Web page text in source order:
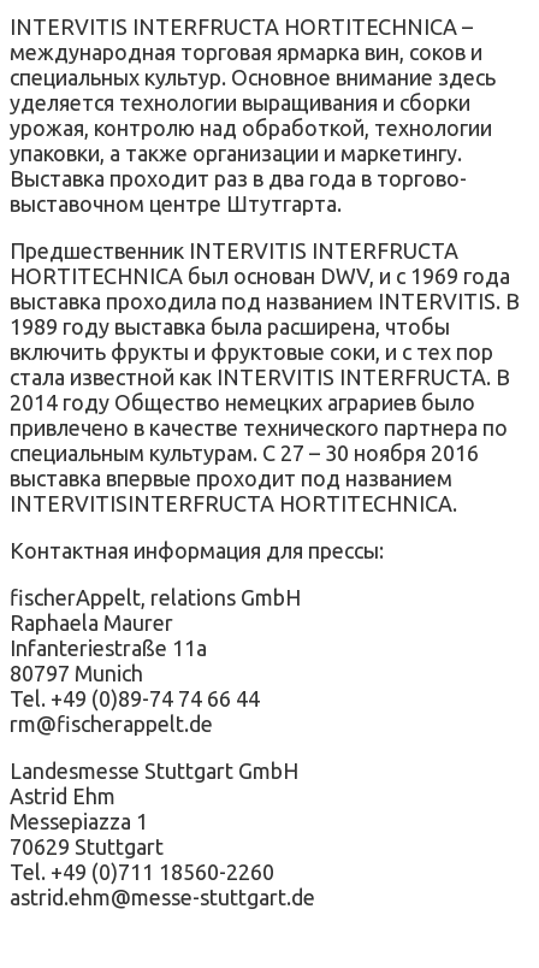
INTERVITIS INTERFRUCTA HORTITECHNICA –
международная торговая ярмарка вин, соков и
специальных культур. Основное внимание здесь
уделяется технологии выращивания и сборки
урожая, контролю над обработкой, технологии
упаковки, а также организации и маркетингу.
Выставка проходит раз в два года в торгово-
выставочном центре Штутгарта.
Предшественник INTERVITIS INTERFRUCTA
HORTITECHNICA был основан DWV, и с 1969 года
выставка проходила под названием INTERVITIS. В
1989 году выставка была расширена, чтобы
включить фрукты и фруктовые соки, и с тех пор
стала известной как INTERVITIS INTERFRUCTA. В
2014 году Общество немецких аграриев было
привлечено в качестве технического партнера по
специальным культурам. С 27 – 30 ноября 2016
выставка впервые проходит под названием
INTERVITISINTERFRUCTA HORTITECHNICA.
Контактная информация для прессы:
fischerAppelt, relations GmbH
Raphaela Maurer
Infanteriestraße 11a
80797 Munich
Tel. +49 (0)89-74 74 66 44
rm@fischerappelt.de
Landesmesse Stuttgart GmbH
Astrid Ehm
Messepiazza 1
70629 Stuttgart
Tel. +49 (0)711 18560-2260
astrid.ehm@messe-stuttgart.de